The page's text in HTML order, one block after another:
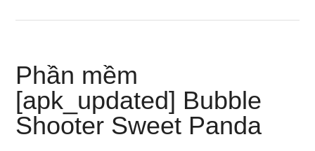
Phần mềm
[apk_updated] Bubble
Shooter Sweet Panda